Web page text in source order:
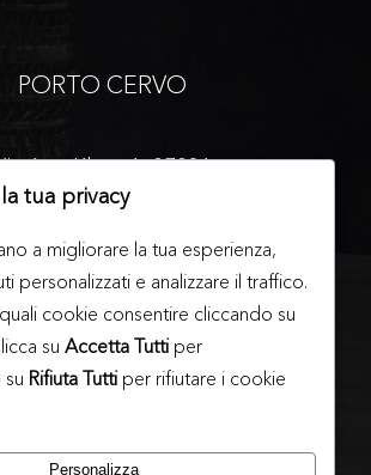
PORTO CERVO
Aga Khan 1, 07021
Arzachena (SS)
T: + 39 334 3763552
info@galleriatonelli.it
tua privacy
a migliorare la tua esperienza,
personalizzati e analizzare il traffico.
cookie consentire cliccando su
su Accetta Tuttiper
Rifiuta Tuttiper rifiutare i cookie
Personalizza